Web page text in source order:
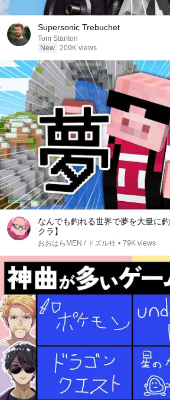
Supersonic Trebuchet
Tom Stanton
New 209K views
なんでも釣れる世界で夢を大量に
クラ】
おおはらMEN / ドズル社 • 79K views